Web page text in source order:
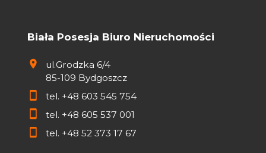
Biała Posesja Biuro Nieruchomości
ul.Grodzka 6/4
85-109 Bydgoszcz
tel. +48 603 545 754
tel. +48 605 537 001
tel. +48 52 373 17 67